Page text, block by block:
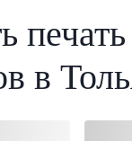
печать
в